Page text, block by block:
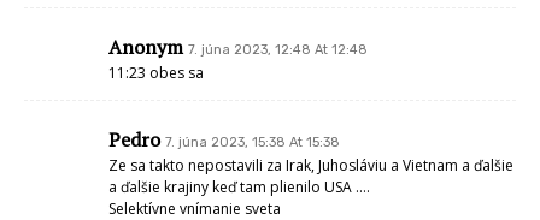
Anonym 7. júna 2023, 12:48 At 12:48
11:23 obes sa
Pedro 7. júna 2023, 15:38 At 15:38
Ze sa takto nepostavili za Irak, Juhosláviu a Vietnam a ďalšie
a ďalšie krajiny keď tam plienilo USA ….
Selektívne vnímanie sveta